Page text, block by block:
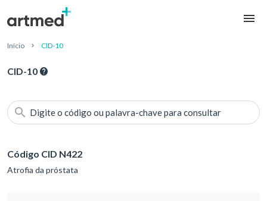
Início CID-10
CID-10
Digite o código ou palavra-chave para consultar
Código CID N422
Atrofia da próstata